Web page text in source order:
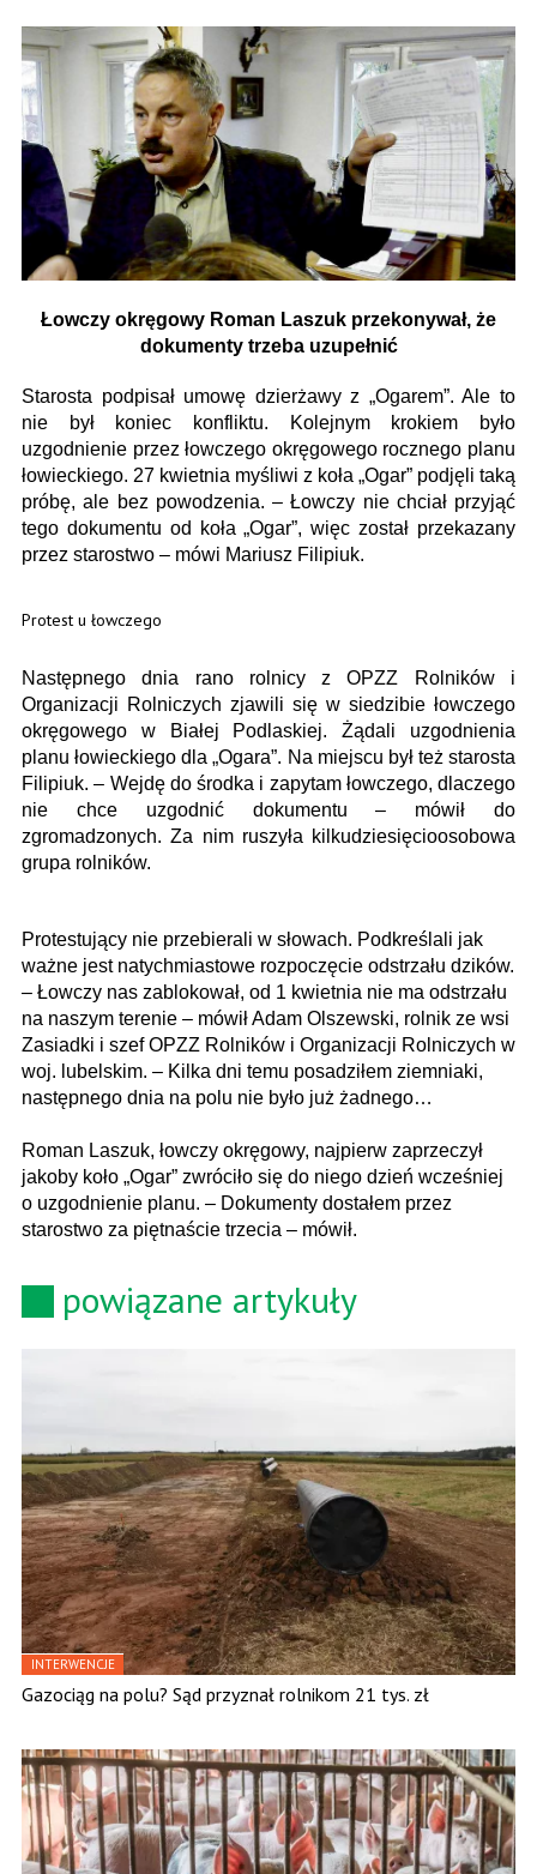
Łowczy okręgowy Roman Laszuk przekonywał, że
dokumenty trzeba uzupełnić
Starosta podpisał umowę dzierżawy z „Ogarem”. Ale to
nie był koniec konfliktu. Kolejnym krokiem było
uzgodnienie przez łowczego okręgowego rocznego planu
łowieckiego. 27 kwietnia myśliwi z koła „Ogar” podjęli taką
próbę, ale bez powodzenia. – Łowczy nie chciał przyjąć
tego dokumentu od koła „Ogar”, więc został przekazany
przez starostwo – mówi Mariusz Filipiuk.
Protest u łowczego
Następnego dnia rano rolnicy z OPZZ Rolników i
Organizacji Rolniczych zjawili się w siedzibie łowczego
okręgowego w Białej Podlaskiej. Żądali uzgodnienia
planu łowieckiego dla „Ogara”. Na miejscu był też starosta
Filipiuk. – Wejdę do środka i zapytam łowczego, dlaczego
nie chce uzgodnić dokumentu – mówił do
zgromadzonych. Za nim ruszyła kilkudziesięcioosobowa
grupa rolników.
Protestujący nie przebierali w słowach. Podkreślali jak
ważne jest natychmiastowe rozpoczęcie odstrzału dzików.
– Łowczy nas zablokował, od 1 kwietnia nie ma odstrzału
na naszym terenie – mówił Adam Olszewski, rolnik ze wsi
Zasiadki i szef OPZZ Rolników i Organizacji Rolniczych w
woj. lubelskim. – Kilka dni temu posadziłem ziemniaki,
następnego dnia na polu nie było już żadnego…
Roman Laszuk, łowczy okręgowy, najpierw zaprzeczył
jakoby koło „Ogar” zwróciło się do niego dzień wcześniej
o uzgodnienie planu. – Dokumenty dostałem przez
starostwo za piętnaście trzecia – mówił.
powiązane artykuły
INTERWENCJE
Gazociąg na polu? Sąd przyznał rolnikom 21 tys. zł